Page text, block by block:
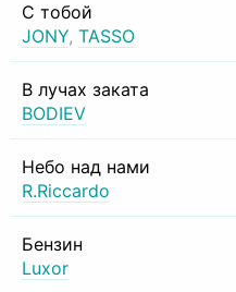
С тобой
JONY, TASSO
В лучах заката
BODIEV
Небо над нами
R.Riccardo
Бензин
Luxor